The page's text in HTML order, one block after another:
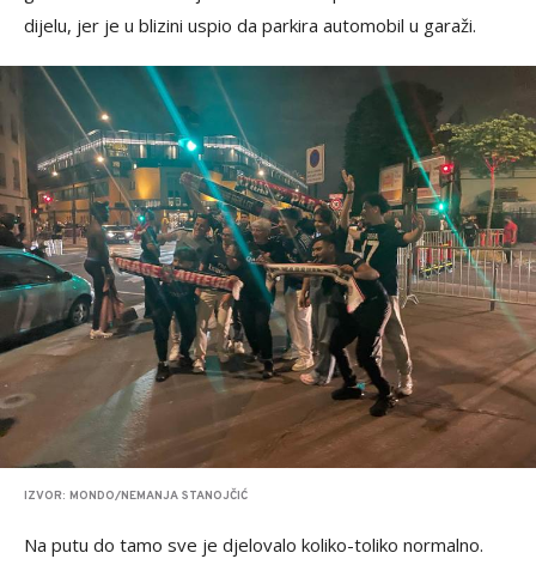
dijelu, jer je u blizini uspio da parkira automobil u garaži.
IZVOR: MONDO/NEMANJA STANOJČIĆ
Na putu do tamo sve je djelovalo koliko-toliko normalno.